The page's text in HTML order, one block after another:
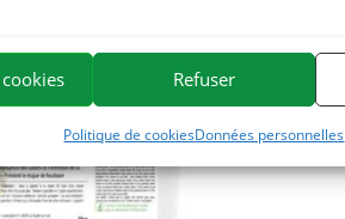
Refuser
Politique de cookiesDonnées personnelles